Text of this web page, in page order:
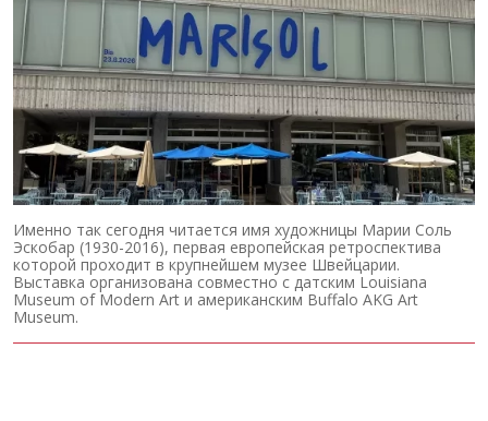
Именно так сегодня читается имя художницы Марии Соль
Эскобар (1930-2016), первая европейская ретроспектива
которой проходит в крупнейшем музее Швейцарии.
Выставка организована совместно с датским Louisiana
Museum of Modern Art и американским Buffalo AKG Art
Museum.